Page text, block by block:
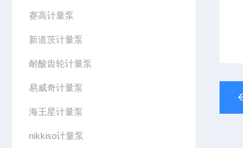
赛高计量泵
新道茨计量泵
耐酸齿轮计量泵
易威奇计量泵
海王星计量泵
nikkiso计量泵